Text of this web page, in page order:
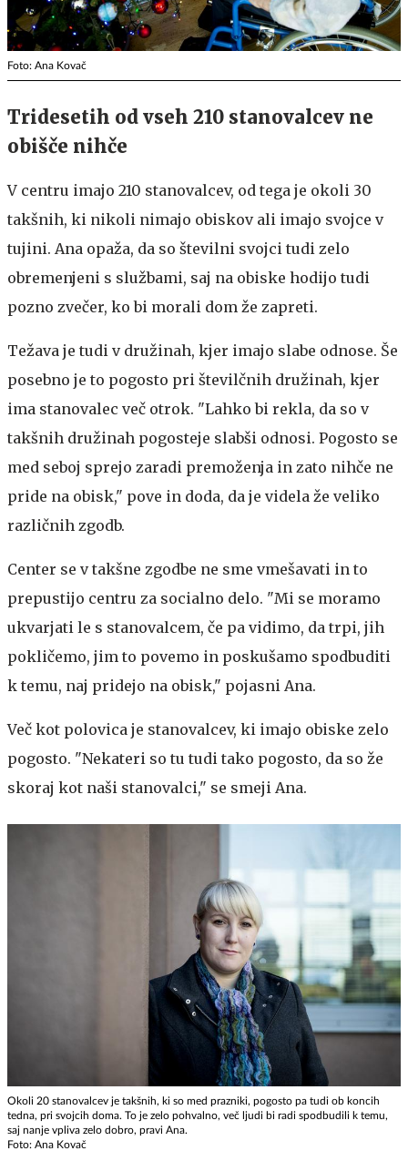
Foto: Ana Kovač
Tridesetih od vseh 210 stanovalcev ne
obišče nihče
V centru imajo 210 stanovalcev, od tega je okoli 30
takšnih, ki nikoli nimajo obiskov ali imajo svojce v
tujini. Ana opaža, da so številni svojci tudi zelo
obremenjeni s službami, saj na obiske hodijo tudi
pozno zvečer, ko bi morali dom že zapreti.
Težava je tudi v družinah, kjer imajo slabe odnose. Še
posebno je to pogosto pri številčnih družinah, kjer
ima stanovalec več otrok. "Lahko bi rekla, da so v
takšnih družinah pogosteje slabši odnosi. Pogosto se
med seboj sprejo zaradi premoženja in zato nihče ne
pride na obisk," pove in doda, da je videla že veliko
različnih zgodb.
Center se v takšne zgodbe ne sme vmešavati in to
prepustijo centru za socialno delo. "Mi se moramo
ukvarjati le s stanovalcem, če pa vidimo, da trpi, jih
pokličemo, jim to povemo in poskušamo spodbuditi
k temu, naj pridejo na obisk," pojasni Ana.
Več kot polovica je stanovalcev, ki imajo obiske zelo
pogosto. "Nekateri so tu tudi tako pogosto, da so že
skoraj kot naši stanovalci," se smeji Ana.
Okoli 20 stanovalcev je takšnih, ki so med prazniki, pogosto pa tudi ob koncih
tedna, pri svojcih doma. To je zelo pohvalno, več ljudi bi radi spodbudili k temu,
saj nanje vpliva zelo dobro, pravi Ana.
Foto: Ana Kovač